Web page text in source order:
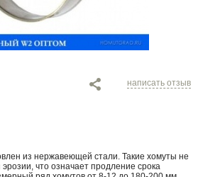
написать отзыв
из нержавеющей стали. Такие хомуты не
что означает продление срока